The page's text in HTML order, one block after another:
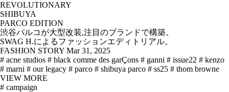
REVOLUTIONARY
SHIBUYA
PARCO EDITION
渋谷パルコが大型改装,注目のブランドで構築。
SWAG H.によるファッションエディトリアル。
FASHION STORY Mar 31, 2025
# acne studios # black comme des garÇons # ganni # issue22 # kenzo
# marni # our legacy # parco # shibuya parco # ss25 # thom browne
VIEW MORE
# campaign